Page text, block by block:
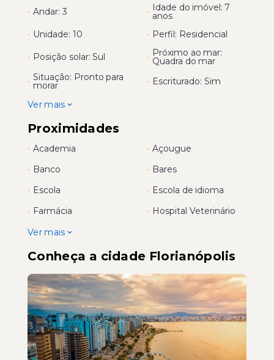
• Andar: 3 • Idade do imóvel: 7
anos
• Unidade: 10 • Perfil: Residencial
• Posição solar: Sul • Próximo ao mar:
Quadra do mar
• Situação: Pronto para
morar • Escriturado: Sim
Ver mais
Proximidades
• Academia • Açougue
• Banco • Bares
• Escola • Escola de idioma
• Farmácia • Hospital Veterinário
Ver mais
Conheça a cidade Florianópolis